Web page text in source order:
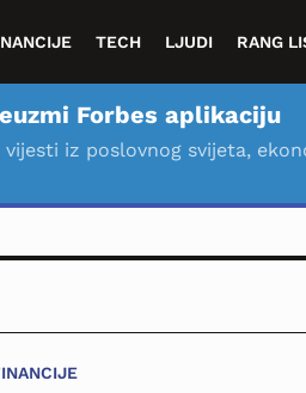
TECH LJUDI RANG
Forbes aplikaciju
iz poslovnog svijeta,